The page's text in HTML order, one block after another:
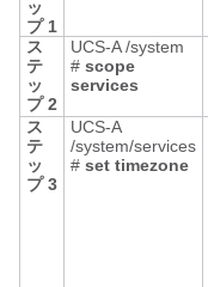
ッ
プ 1
ス
テ
ッ
プ 2
UCS-A /system
# scope
services
ス
テ
ッ
プ 3
UCS-A
/system/services
# set timezone